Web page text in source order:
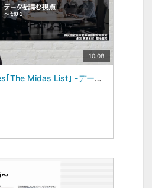
10:08
【01-001】Forbes｢The Midas List｣ -データを読む視点vol.1-（2022/10/01）